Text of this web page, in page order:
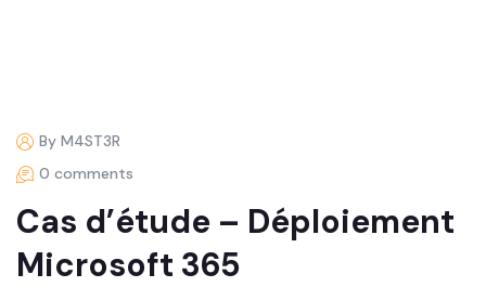
By M4ST3R
0 comments
Cas d’étude – Déploiement
Microsoft 365